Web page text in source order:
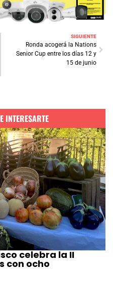
SIGUIENTE
Ronda acogerá la Nations
Senior Cup entre los días 12 y
15 de junio
INTERESARTE
celebra la II
con ocho